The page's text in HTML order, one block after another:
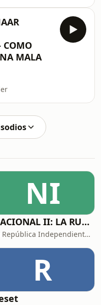
COMO
MALA
NI
NACIONAL II: LA RUTA DEL EXILIO
La República Independiente de la Radio
R